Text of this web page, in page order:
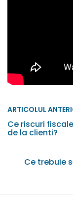
ARTICOLUL
Ce riscuri
de la clienti?
Ce trebuie